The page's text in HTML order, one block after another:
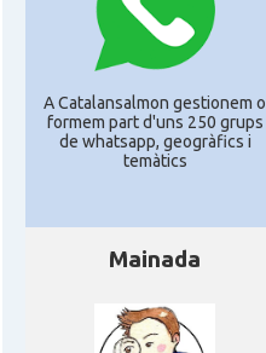
A Catalansalmon gestionem o
formem part d'uns 250 grups
de whatsapp, geogràfics i
temàtics
Mainada